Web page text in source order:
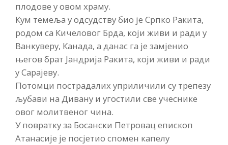
плодове у овом храму.
Кум темеља у одсудству био је Српко Ракита,
родом са Кичеловог Брда, који живи и ради у
Ванкуверу, Канада, а данас га је замјенио
његов брат Јандрија Ракита, који живи и ради
у Сарајеву.
Потомци пострадалих уприличили су трепезу
љубави на Дивану и угостили све учеснике
овог молитвеног чина.
У повратку за Босански Петровац епископ
Атанасије је посјетио спомен капелу